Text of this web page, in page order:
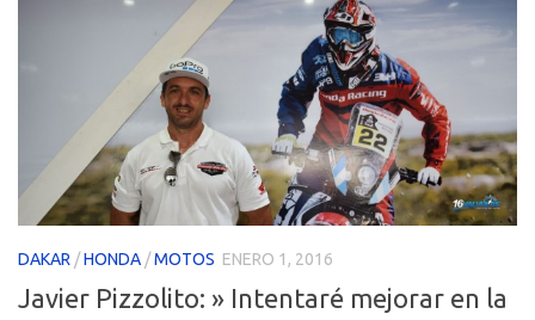
DAKAR /HONDA /MOTOS ENERO 1, 2016
Javier Pizzolito: » Intentaré mejorar en la